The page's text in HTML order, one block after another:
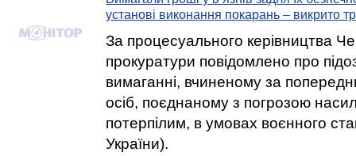
установі виконання покарань – викрито
За процесуального керівництва
прокуратури повідомлено про
вимаганні, вчиненому за
осіб, поєднаному з погрозою
потерпілим, в умовах воєнного
України).